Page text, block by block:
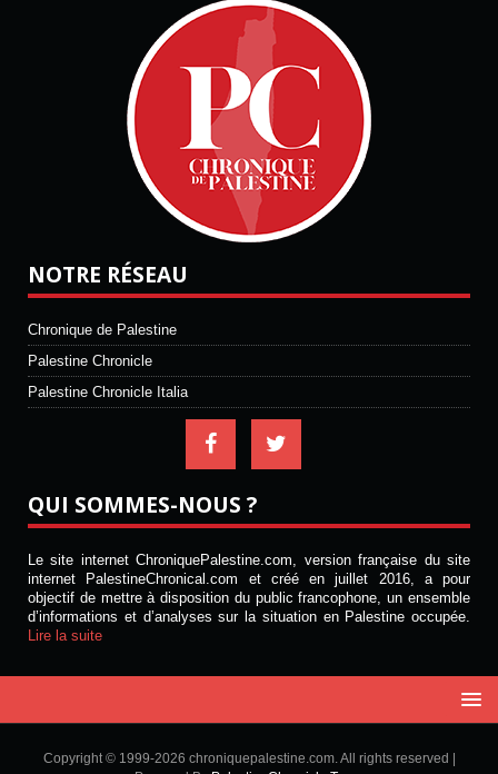
NOTRE RÉSEAU
Chronique de Palestine
Palestine Chronicle
Palestine Chronicle Italia
QUI SOMMES-NOUS ?
Le site internet ChroniquePalestine.com, version française du site
internet PalestineChronical.com et créé en juillet 2016, a pour
objectif de mettre à disposition du public francophone, un ensemble
d’informations et d’analyses sur la situation en Palestine occupée.
Lire la suite
Copyright © 1999-2026 chroniquepalestine.com. All rights reserved |